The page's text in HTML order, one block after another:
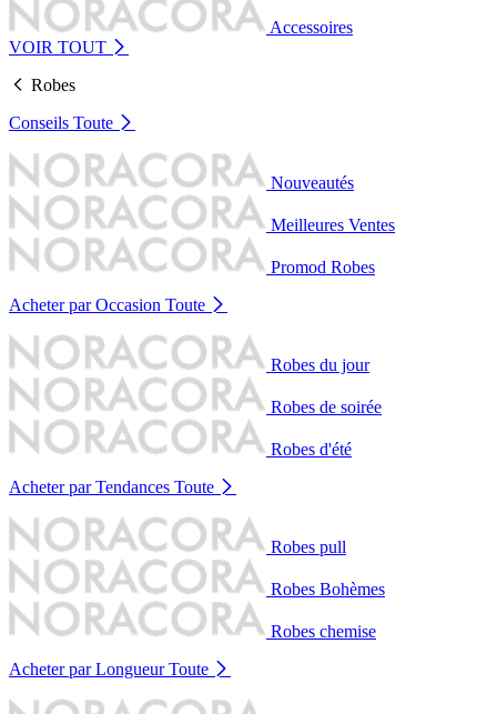
Accessoires
VOIR TOUT
Robes
Conseils Toute
Nouveautés
Meilleures Ventes
Promod Robes
Acheter par Occasion Toute
Robes du jour
Robes de soirée
Robes d'été
Acheter par Tendances Toute
Robes pull
Robes Bohèmes
Robes chemise
Acheter par LongueurToute